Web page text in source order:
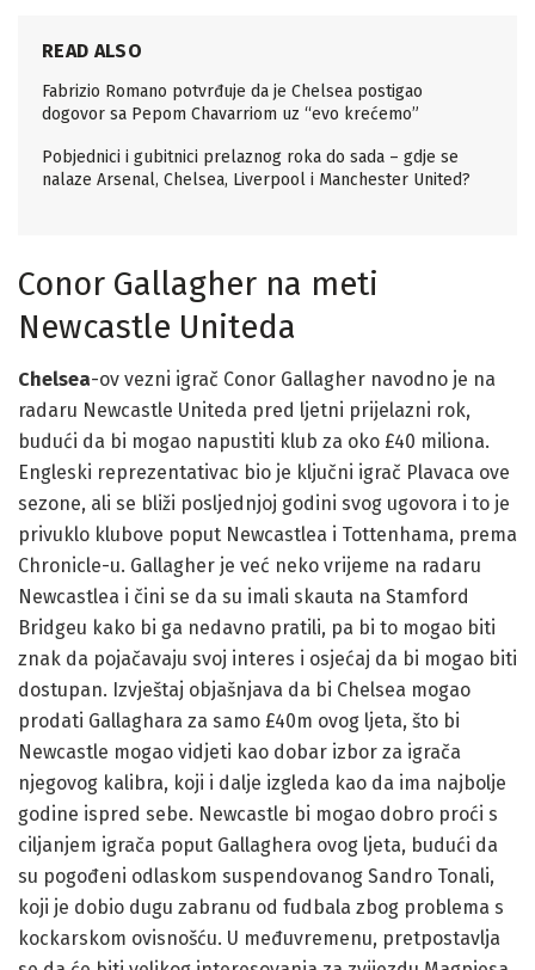
READ ALSO
Fabrizio Romano potvrđuje da je Chelsea postigao
dogovor sa Pepom Chavarriom uz “evo krećemo”
Pobjednici i gubitnici prelaznog roka do sada – gdje se
nalaze Arsenal, Chelsea, Liverpool i Manchester United?
Conor Gallagher na meti
Newcastle Uniteda
Chelsea-ov vezni igrač Conor Gallagher navodno je na
radaru Newcastle Uniteda pred ljetni prijelazni rok,
budući da bi mogao napustiti klub za oko £40 miliona.
Engleski reprezentativac bio je ključni igrač Plavaca ove
sezone, ali se bliži posljednjoj godini svog ugovora i to je
privuklo klubove poput Newcastlea i Tottenhama, prema
Chronicle-u. Gallagher je već neko vrijeme na radaru
Newcastlea i čini se da su imali skauta na Stamford
Bridgeu kako bi ga nedavno pratili, pa bi to mogao biti
znak da pojačavaju svoj interes i osjećaj da bi mogao biti
dostupan. Izvještaj objašnjava da bi Chelsea mogao
prodati Gallaghara za samo £40m ovog ljeta, što bi
Newcastle mogao vidjeti kao dobar izbor za igrača
njegovog kalibra, koji i dalje izgleda kao da ima najbolje
godine ispred sebe. Newcastle bi mogao dobro proći s
ciljanjem igrača poput Gallaghera ovog ljeta, budući da
su pogođeni odlaskom suspendovanog Sandro Tonali,
koji je dobio dugu zabranu od fudbala zbog problema s
kockarskom ovisnošću. U međuvremenu, pretpostavlja